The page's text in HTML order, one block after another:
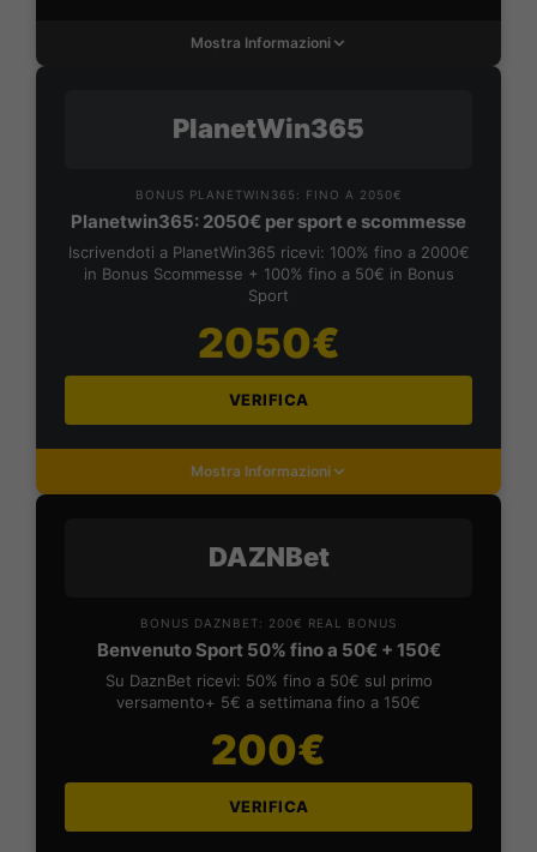
Mostra Informazioni
PlanetWin365
BONUS PLANETWIN365: FINO A 2050€
Planetwin365: 2050€ per sport e scommesse
Iscrivendoti a PlanetWin365 ricevi: 100% fino a 2000€
in Bonus Scommesse + 100% fino a 50€ in Bonus
Sport
2050€
VERIFICA
Mostra Informazioni
DAZNBet
BONUS DAZNBET: 200€ REAL BONUS
Benvenuto Sport 50% fino a 50€ + 150€
Su DaznBet ricevi: 50% fino a 50€ sul primo
versamento+ 5€ a settimana fino a 150€
200€
VERIFICA